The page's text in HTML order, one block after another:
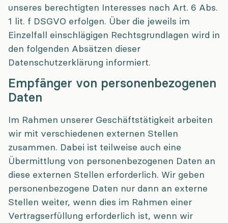
unseres berechtigten Interesses nach Art. 6 Abs.
1 lit. f DSGVO erfolgen. Über die jeweils im
Einzelfall einschlägigen Rechtsgrundlagen wird in
den folgenden Absätzen dieser
Datenschutzerklärung informiert.
Empfänger von personenbezogenen
Daten
Im Rahmen unserer Geschäftstätigkeit arbeiten
wir mit verschiedenen externen Stellen
zusammen. Dabei ist teilweise auch eine
Übermittlung von personenbezogenen Daten an
diese externen Stellen erforderlich. Wir geben
personenbezogene Daten nur dann an externe
Stellen weiter, wenn dies im Rahmen einer
Vertragserfüllung erforderlich ist, wenn wir